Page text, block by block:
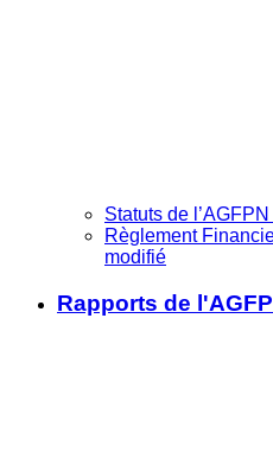
Statuts de
Règlement
modifié
Rapports de